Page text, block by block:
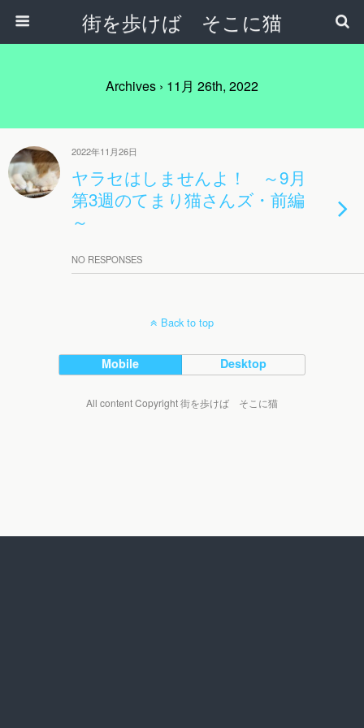
街を歩けば そこに猫
Archives › 11月 26th, 2022
2022年11月26日
ヤラセはしませんよ！ ～9月
第3週のてまり猫さんズ・前編
～
NO RESPONSES
Back to top
Mobile Desktop
All content Copyright 街を歩けば そこに猫